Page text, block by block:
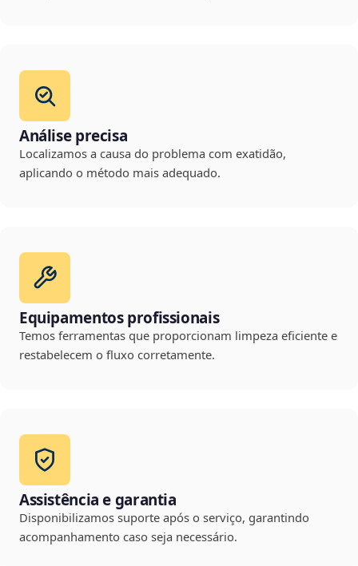
Análise precisa
Localizamos a causa do problema com exatidão,
aplicando o método mais adequado.
Equipamentos profissionais
Temos ferramentas que proporcionam limpeza eficiente e
restabelecem o fluxo corretamente.
Assistência e garantia
Disponibilizamos suporte após o serviço, garantindo
acompanhamento caso seja necessário.